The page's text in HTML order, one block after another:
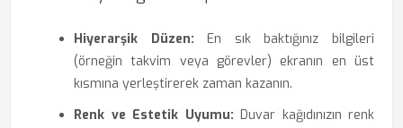
Hiyerarşik Düzen: En sık baktığınız bilgileri
(örneğin takvim veya görevler) ekranın en üst
kısmına yerleştirerek zaman kazanın.
Renk ve Estetik Uyumu: Duvar kağıdınızın renk